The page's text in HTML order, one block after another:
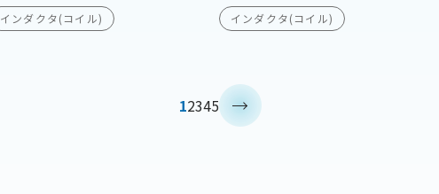
インダクタ(コイル) インダクタ(コイル)
12345